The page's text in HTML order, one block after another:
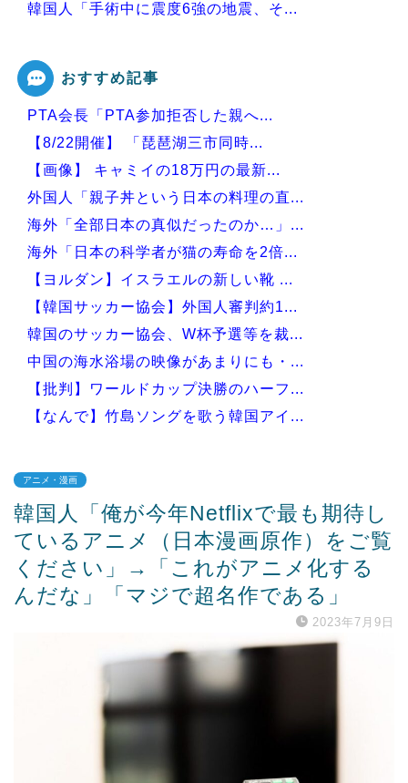
韓国人「手術中に震度6強の地震、そ...
Powered by livedoor 相互RSS
おすすめ記事
PTA会長「PTA参加拒否した親へ...
【8/22開催】 「琵琶湖三市同時...
【画像】 キャミイの18万円の最新...
外国人「親子丼という日本の料理の直...
海外「全部日本の真似だったのか…」...
海外「日本の科学者が猫の寿命を2倍...
【ヨルダン】イスラエルの新しい靴 ...
【韓国サッカー協会】外国人審判約1...
韓国のサッカー協会、W杯予選等を裁...
中国の海水浴場の映像があまりにも・...
【批判】ワールドカップ決勝のハーフ...
【なんで】竹島ソングを歌う韓国アイ...
Powered by livedoor 相互RSS
アニメ・漫画
韓国人「俺が今年Netflixで最も期待し
ているアニメ（日本漫画原作）をご覧
ください」→「これがアニメ化する
んだな」「マジで超名作である」
2023年7月9日